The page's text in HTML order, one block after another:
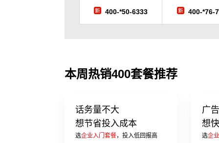
400-*50-6333 400-*76-
本周热销400套餐推荐
话务量不大
想节省投入成本
选企业入门套餐，投入低回报高
广
想
选企